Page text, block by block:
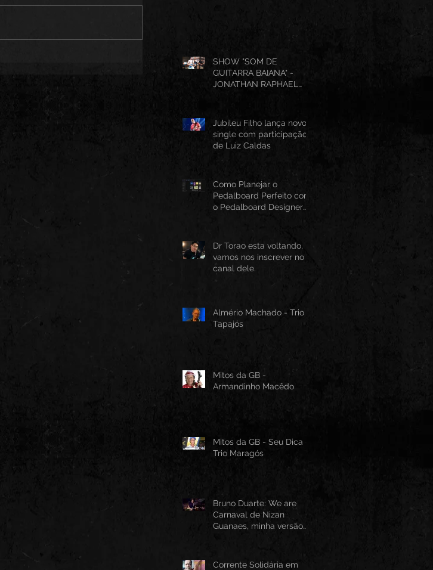
SHOW "SOM DE
GUITARRA BAIANA" -
JONATHAN RAPHAEL
Jubileu Filho lança novo
single com participação
de Luiz Caldas
Como Planejar o
Pedalboard Perfeito com
o Pedalboard Designer
Dr Torao esta voltando,
vamos nos inscrever no
canal dele.
Almério Machado - Trio
Tapajós
Mitos da GB -
Armandinho Macêdo
Mitos da GB - Seu Dica -
Trio Maragós
Bruno Duarte: We are
Carnaval de Nizan
Guanaes, minha versão
Corrente Solidária em